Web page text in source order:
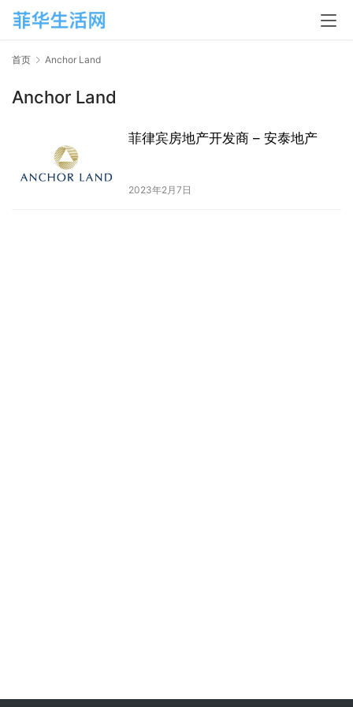
首页 Anchor Land
Anchor Land
菲律宾房地产开发商 – 安泰地产
2023年2月7日